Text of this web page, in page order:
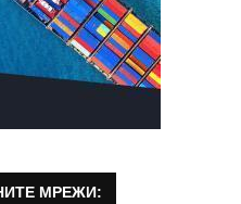
МРЕЖИ: